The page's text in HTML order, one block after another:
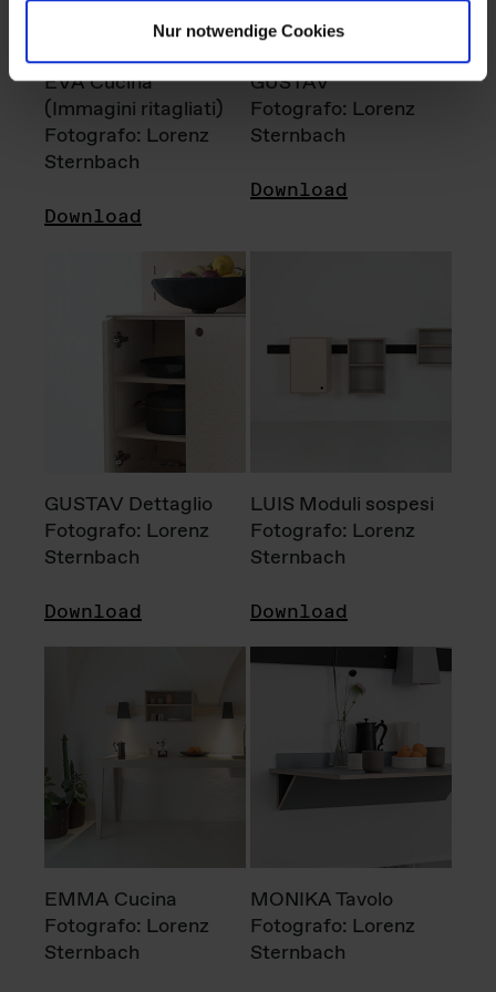
Nur notwendige Cookies
EVA Cucina
(Immagini ritagliati)
Fotografo: Lorenz
Sternbach
Download
GUSTAV
Fotografo: Lorenz
Sternbach
Download
GUSTAV Dettaglio
Fotografo: Lorenz
Sternbach
Download
LUIS Moduli sospesi
Fotografo: Lorenz
Sternbach
Download
EMMA Cucina
Fotografo: Lorenz
Sternbach
MONIKA Tavolo
Fotografo: Lorenz
Sternbach